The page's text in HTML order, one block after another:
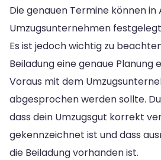
Die genauen Termine können
Umzugsunternehmen
Es ist jedoch wichtig zu
Beiladung eine genaue Planung
Voraus mit dem
abgesprochen werden sollte.
dass dein Umzugsgut korrekt
gekennzeichnet ist und dass
die Beiladung vorhanden ist.